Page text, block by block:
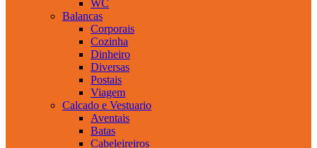
WC
Balancas
Corporais
Cozinha
Dinheiro
Diversas
Postais
Viagem
Calcado e Vestuario
Aventais
Batas
Cabeleireiros